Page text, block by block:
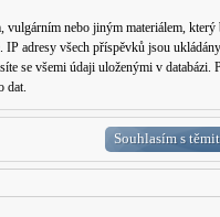
nebo jiným materiálem,
adresy všech příspěvků jsou
se všemi údaji uloženými v
dat.